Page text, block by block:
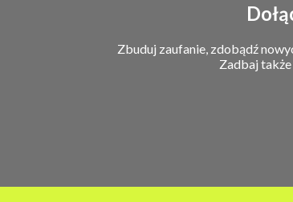
Zbuduj zaufanie, zdobądź
Zadbaj